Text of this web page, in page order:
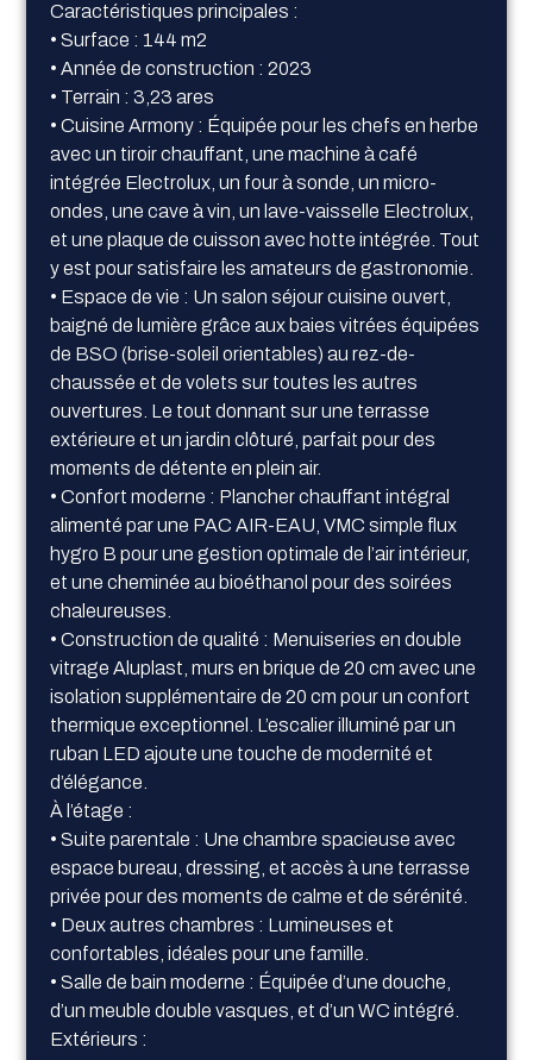
Caractéristiques principales :
• Surface : 144 m2
• Année de construction : 2023
• Terrain : 3,23 ares
• Cuisine Armony : Équipée pour les chefs en herbe
avec un tiroir chauffant, une machine à café
intégrée Electrolux, un four à sonde, un micro-
ondes, une cave à vin, un lave-vaisselle Electrolux,
et une plaque de cuisson avec hotte intégrée. Tout
y est pour satisfaire les amateurs de gastronomie.
• Espace de vie : Un salon séjour cuisine ouvert,
baigné de lumière grâce aux baies vitrées équipées
de BSO (brise-soleil orientables) au rez-de-
chaussée et de volets sur toutes les autres
ouvertures. Le tout donnant sur une terrasse
extérieure et un jardin clôturé, parfait pour des
moments de détente en plein air.
• Confort moderne : Plancher chauffant intégral
alimenté par une PAC AIR-EAU, VMC simple flux
hygro B pour une gestion optimale de l’air intérieur,
et une cheminée au bioéthanol pour des soirées
chaleureuses.
• Construction de qualité : Menuiseries en double
vitrage Aluplast, murs en brique de 20 cm avec une
isolation supplémentaire de 20 cm pour un confort
thermique exceptionnel. L’escalier illuminé par un
ruban LED ajoute une touche de modernité et
d’élégance.
À l’étage :
• Suite parentale : Une chambre spacieuse avec
espace bureau, dressing, et accès à une terrasse
privée pour des moments de calme et de sérénité.
• Deux autres chambres : Lumineuses et
confortables, idéales pour une famille.
• Salle de bain moderne : Équipée d’une douche,
d’un meuble double vasques, et d’un WC intégré.
Extérieurs :